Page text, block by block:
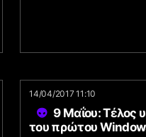
14/04/2017 11:10
9 Μαΐου: Τέλος
του πρώτου